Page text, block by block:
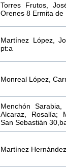
Torres Frutos,
Orenes 8 Ermita de
Martínez López,
pt:a
Monreal López,
Menchón
Alcaraz, Rosalía;
San Sebastián
Martínez